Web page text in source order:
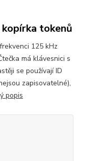
tokenů
125 kHz
má klávesnici s
se používají ID
zapisovatelné),
popis